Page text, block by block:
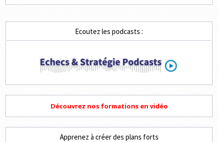
Ecoutez les podcasts :
Découvrez nos formations en vidéo
Apprenez à créer des plans forts